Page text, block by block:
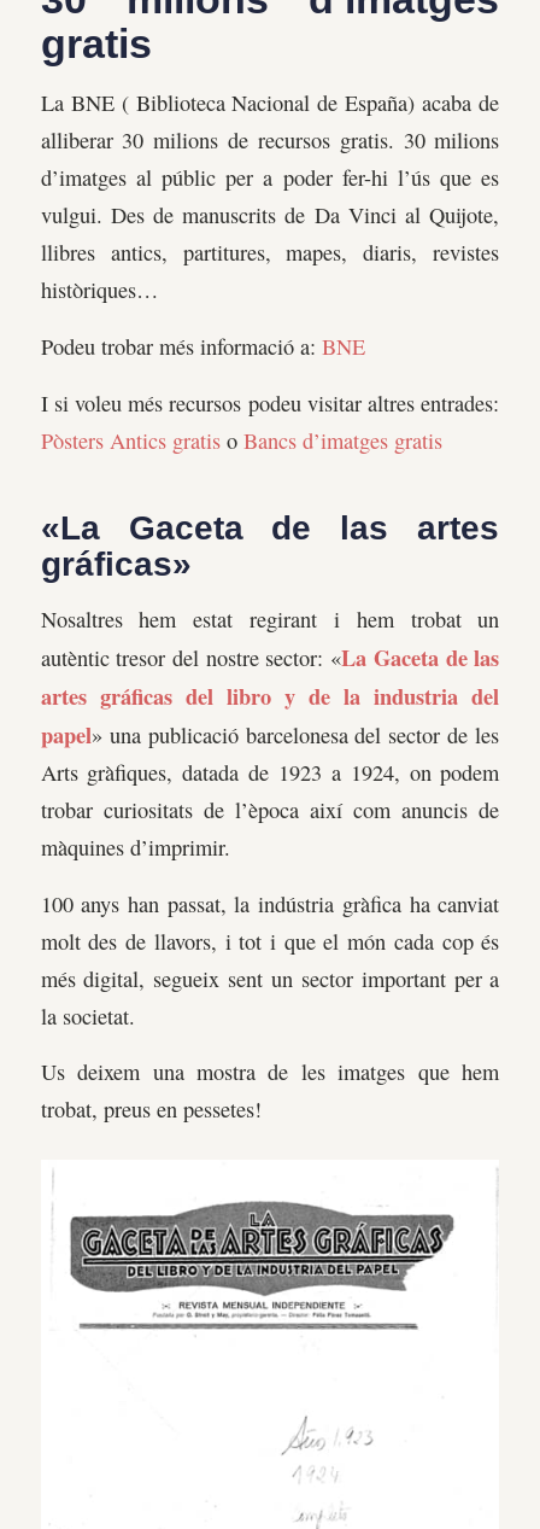
gratis
La BNE ( Biblioteca Nacional de España) acaba de
alliberar 30 milions de recursos gratis. 30 milions
d’imatges al públic per a poder fer-hi l’ús que es
vulgui. Des de manuscrits de Da Vinci al Quijote,
llibres antics, partitures, mapes, diaris, revistes
històriques…
Podeu trobar més informació a: BNE
I si voleu més recursos podeu visitar altres entrades:
Pòsters Antics gratiso Bancs d’imatges gratis
«La Gaceta de las artes
gráficas»
Nosaltres hem estat regirant i hem trobat un
autèntic tresor del nostre sector: «La Gaceta de las
artes gráficas del libro y de la industria del
papel» una publicació barcelonesa del sector de les
Arts gràfiques, datada de 1923 a 1924, on podem
trobar curiositats de l’època així com anuncis de
màquines d’imprimir.
100 anys han passat, la indústria gràfica ha canviat
molt des de llavors, i tot i que el món cada cop és
més digital, segueix sent un sector important per a
la societat.
Us deixem una mostra de les imatges que hem
trobat, preus en pessetes!